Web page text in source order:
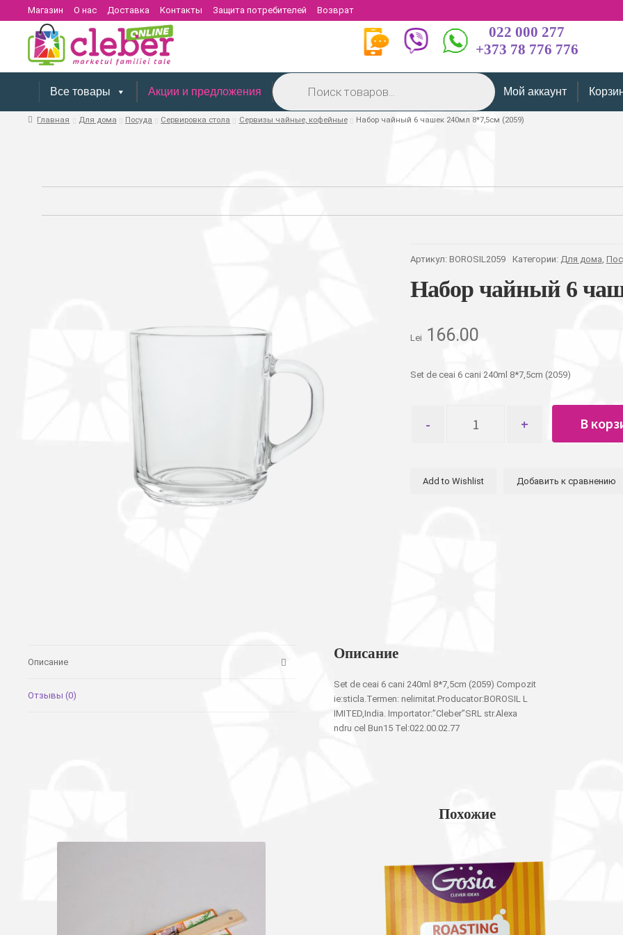
Магазин О нас Доставка Контакты Защита потребителей Возврат
022 000 277
+373 78 776 776
Все товары Акции и предложения
Поиск
товаров
Мой аккаунт
Главная Для дома Посуда Сервировка стола Сервизы чайные, кофейные Набор чайный 6 чашек 240мл 8*7,5см (2059)
Артикул: BOROSIL2059 Категории: Для дома,
Набор чайный 6
Lei 166.00
Set de ceai 6 cani 240ml 8*7,5cm (2059)
товара
чашек
В
Add to Wishlist Добавить к сравнению
Описание
Отзывы (0)
Описание
Set de ceai 6 cani 240ml 8*7,5cm (2059) Compozit
ie:sticla.Termen: nelimitat.Producator:BOROSIL L
IMITED,India. Importator:”Cleber”SRL str.Alexa
ndru cel Bun15 Tel:022.00.02.77
Похожие